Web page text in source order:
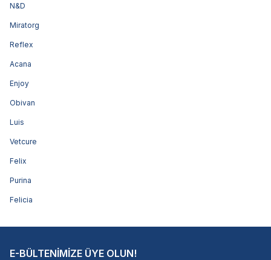
N&D
Miratorg
Reflex
Acana
Enjoy
Obivan
Luis
Vetcure
Felix
Purina
Felicia
E-BÜLTENİMİZE ÜYE OLUN!